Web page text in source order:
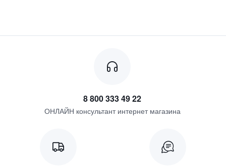
8 800 333 49 22
ОНЛАЙН консультант интернет магазина